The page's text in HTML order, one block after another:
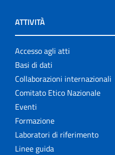
ATTIVITÀ
Accesso agli atti
Basi di dati
Collaborazioni internazionali
Comitato Etico Nazionale
Eventi
Formazione
Laboratori di riferimento
Linee guida